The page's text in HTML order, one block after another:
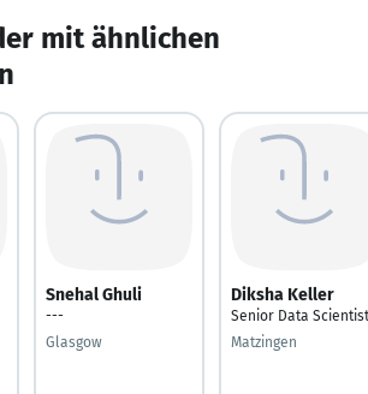
mit ähnlichen
Snehal Ghuli
---
Glasgow
Diksha Keller
Senior Data Scientist
Matzingen